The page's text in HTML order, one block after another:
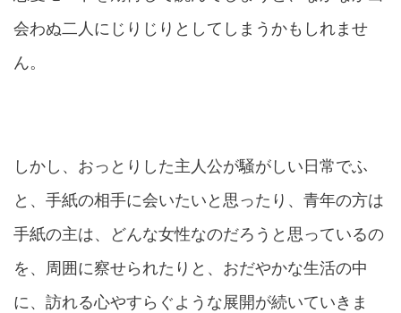
会わぬ二人にじりじり としてしまうかもしれませ
ん。
しかし、おっとりした主人公が騒がしい日常でふ
と、手紙の相手に会いたいと思ったり、青年の方は
手紙の主は、どんな女性なのだろうと思っているの
を、周囲に察せられたりと、おだやかな生活の中
に、訪れる心やすらぐような展開が続いていきま